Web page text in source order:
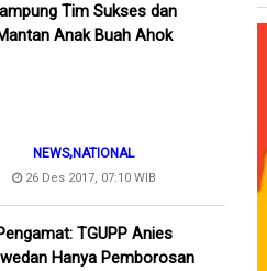
Tim Sukses dan
Anak Buah Ahok
NEWS,NATIONAL
26 Des 2017, 07:10 WIB
TGUPP Anies
Hanya Pemborosan